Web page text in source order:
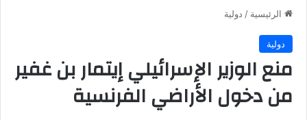
الرئيسية / دولية
دولية
منع الوزير الإسرائيلي إيتمار بن غفير
من دخول الأراضي الفرنسية